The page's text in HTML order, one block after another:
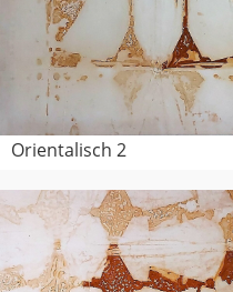
Orientalisch 2